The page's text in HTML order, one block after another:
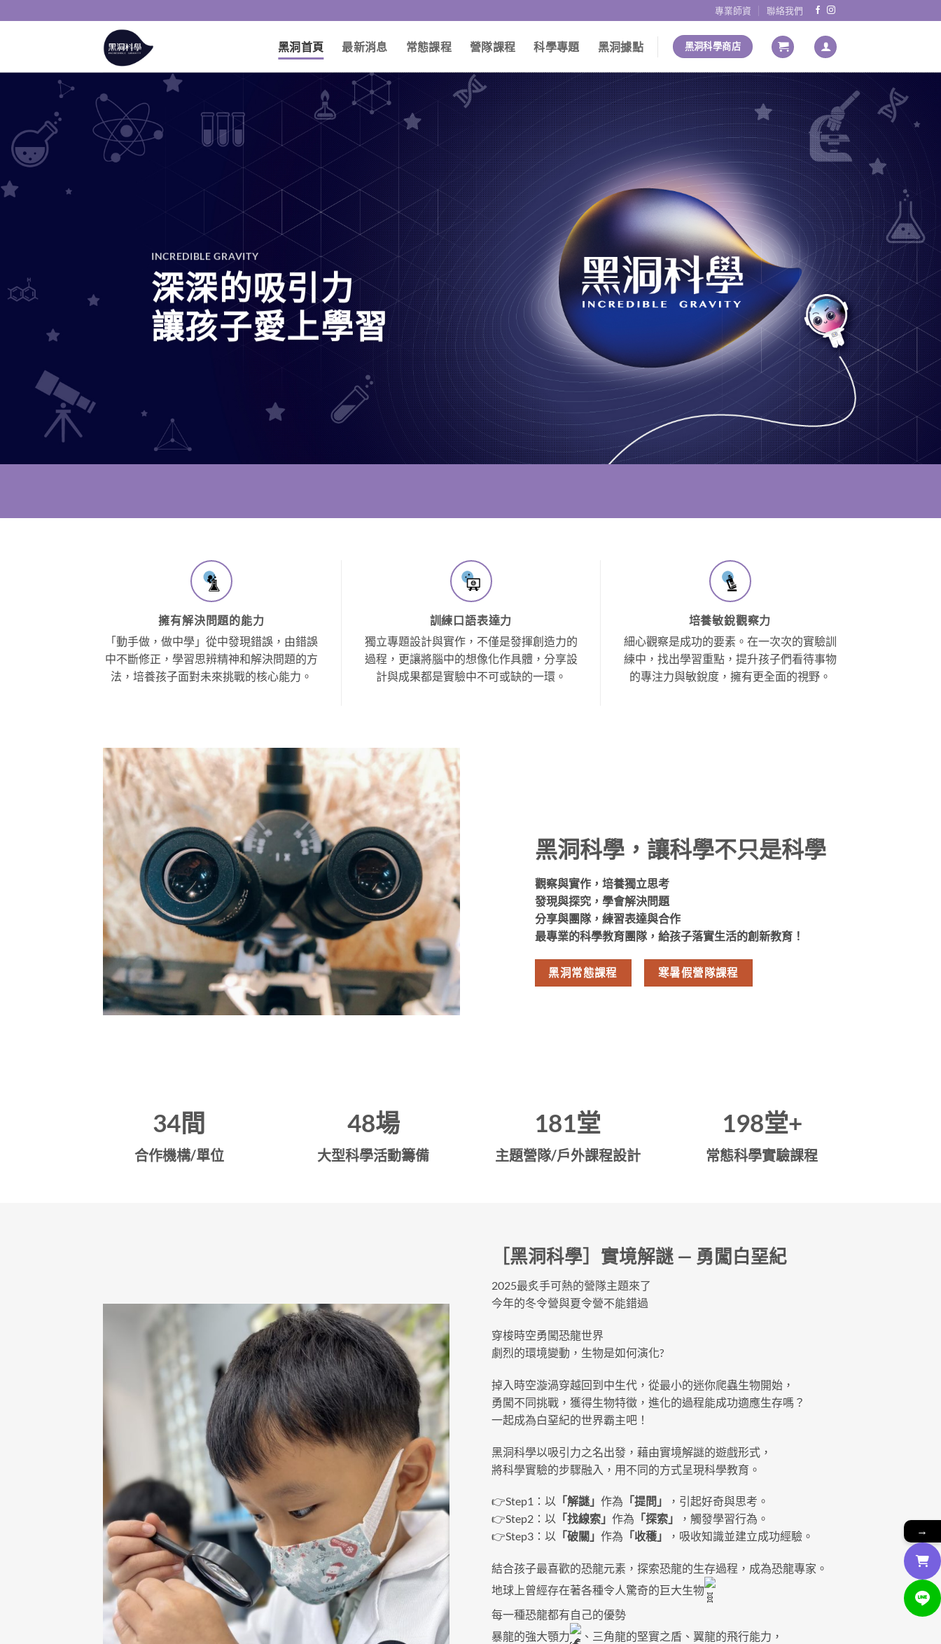
to
專業師資 聯絡我們
黑洞首頁 最新消息 常態課程 營隊課程 科學專題 黑洞據點 黑洞科學商店
INCREDIBLE GRAVITY
深深的吸引力
讓孩子愛上學習
擁有解決問題的能力
「動手做，做中學」從中發現錯誤，由錯誤
中不斷修正，學習思辨精神和解決問題的方
法，培養孩子面對未來挑戰的核心能力。
訓練口語表達力
獨立專題設計與實作，不僅是發揮創造力的
過程，更讓將腦中的想像化作具體，分享設
計與成果都是實驗中不可或缺的一環。
培養敏銳觀察力
細心觀察是成功的要素。在一次次的實驗訓
練中，找出學習重點，提升孩子們看待事物
的專注力與敏銳度，擁有更全面的視野。
黑洞科學，讓科學不只是科學
觀察與實作，培養獨立思考
發現與探究，學會解決問題
分享與團隊，練習表達與合作
最專業的科學教育團隊，給孩子落實生活的創新教育！
黑洞常態課程 寒暑假營隊課程
34間
合作機構/單位
48場
大型科學活動籌備
182堂
主題營隊/戶外課程設計
200堂+
常態科學實驗課程
［黑洞科學］實境解謎 — 勇闖白堊紀
2025最炙手可熱的營隊主題來了
今年的冬令營與夏令營不能錯過
穿梭時空勇闖恐龍世界
劇烈的環境變動，生物是如何演化?
掉入時空漩渦穿越回到中生代，從最小的迷你爬蟲生物開始，
勇闖不同挑戰，獲得生物特徵，進化的過程能成功適應生存嗎？
一起成為白堊紀的世界霸主吧！
黑洞科學以吸引力之名出發，藉由實境解謎的遊戲形式，
將科學實驗的步驟融入，用不同的方式呈現科學教育。
👉Step1：以 「解謎」 作為 「提問」
，引起好奇與思考。
👉Step2：以 「找線索」 作為 「探索」
，觸發學習行為。
👉Step3：以 「破關」 作為 「收穫」 ，吸收知識並建立成功經驗。
結合孩子最喜歡的恐龍元素，探索恐龍的生存過程，成為恐龍專家。
地球上曾經存在著各種令人驚奇的巨大生物
每一種恐龍都有自己的優勢
暴龍的強大顎力
、三角龍的堅實之盾、翼龍的飛行能力，
→